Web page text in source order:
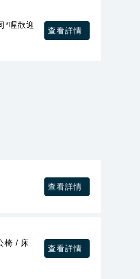
*喔歡迎
查看詳情
查看詳情
椅 / 床
查看詳情